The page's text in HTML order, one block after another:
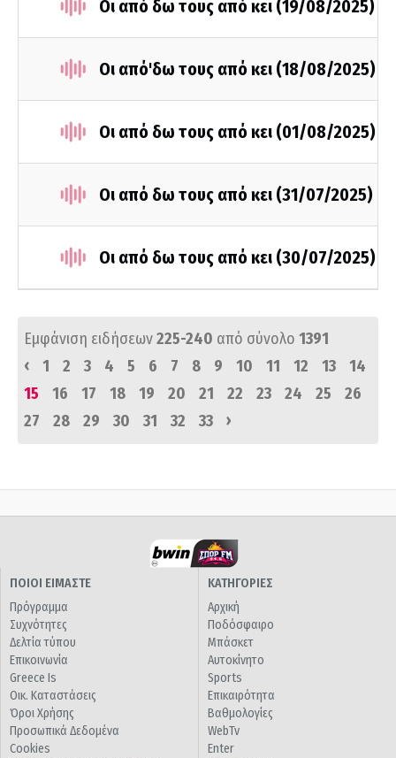
Οι από δω τους από κει (19/08/2025)
Οι από'δω τους από κει (18/08/2025)
Οι από δω τους από κει (01/08/2025)
Οι από δω τους από κει (31/07/2025)
Οι από δω τους από κει (30/07/2025)
Εμφάνιση ειδήσεων225-240 από σύνολο 1391
‹
1 2 3 4 5 6 7 8 9 10 11 12 13
14
15
16 17 18 19 20 21 22 23 24 25
26
27
28 29 30 31 32 33 ›
ΠΟΙΟΙ ΕΙΜΑΣΤΕ
Πρόγραμμα
Συχνότητες
Δελτία τύπου
Επικοινωνία
Greece Is
Οικ. Καταστάσεις
Όροι Χρήσης
Προσωπικά Δεδομένα
Cookies
ΚΑΤΗΓΟΡΙΕΣ
Αρχική
Ποδόσφαιρο
Μπάσκετ
Αυτοκίνητο
Sports
Επικαιρότητα
Βαθμολογίες
WebTv
Enter